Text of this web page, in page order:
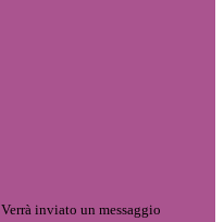
Verrà inviato un messaggio